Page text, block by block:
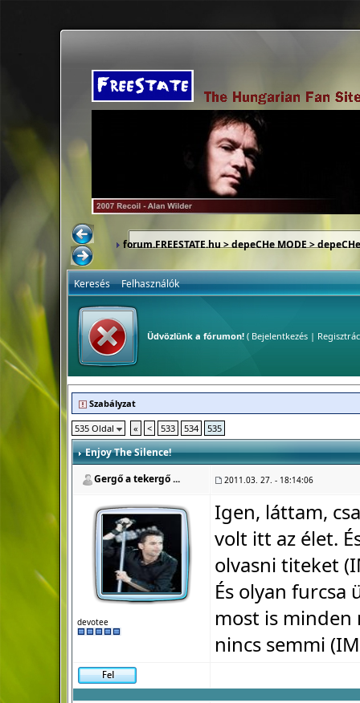
forum.FREESTATE.hu>depeCHe MODE>
Keresés Felhasználók
Üdvözlünk a fórumon!( Bejelentkezés|
Szabályzat
535 Oldal « < 533 534 535
Enjoy The Silence!
Gergő a tekergő ...
2011.03. 27. - 18:14:06
devotee
Igen, láttam,
volt itt az élet.
olvasni titeket
És olyan furcsa
most is minden
nincs semmi